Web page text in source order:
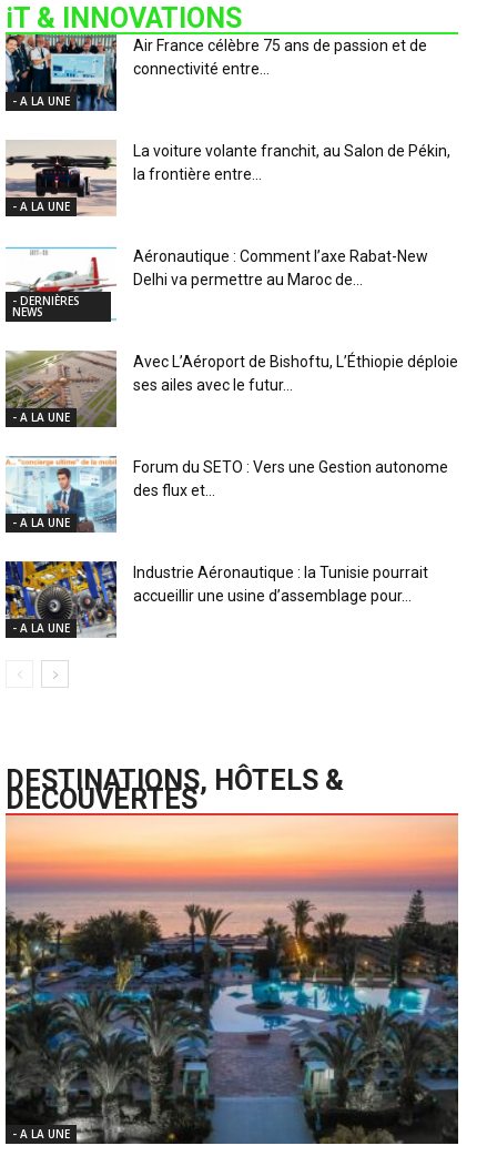
iT & INNOVATIONS
- A LA UNE
Air France célèbre 75 ans de passion et de
connectivité entre...
- A LA UNE
La voiture volante franchit, au Salon de Pékin,
la frontière entre...
- DERNIÈRES
NEWS
Aéronautique : Comment l’axe Rabat-New
Delhi va permettre au Maroc de...
- A LA UNE
Avec L’Aéroport de Bishoftu, L’Éthiopie déploie
ses ailes avec le futur...
- A LA UNE
Forum du SETO : Vers une Gestion autonome
des flux et...
- A LA UNE
Industrie Aéronautique : la Tunisie pourrait
accueillir une usine d’assemblage pour...
DESTINATIONS, HÔTELS &
DECOUVERTES
- A LA UNE